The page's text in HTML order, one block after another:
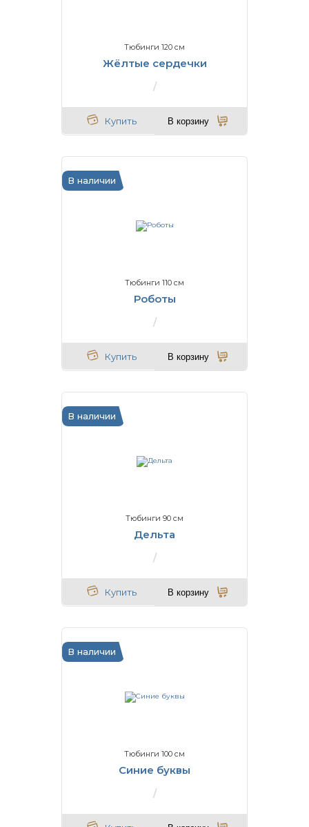
Тюбинги 120 см
Жёлтые сердечки
Купить В корзину
В наличии
Тюбинги 110 см
Роботы
Купить В корзину
В наличии
Тюбинги 90 см
Дельта
Купить В корзину
В наличии
Тюбинги 100 см
Синие буквы